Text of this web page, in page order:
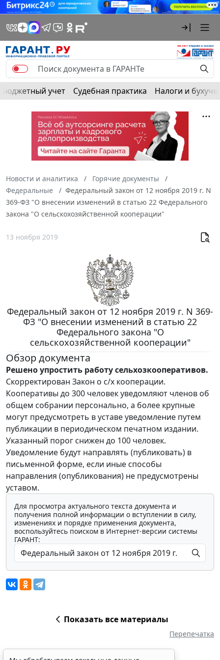
Бюджетный учет Судебная практика Налоги и
Новости и аналитика
Горячие документы
Федеральные
Федеральный закон от 12 ноября 2019 г. N
369-ФЗ "О внесении изменений в статью 22 Федерального
закона "О сельскохозяйственной кооперации"
13 ноября 2019
Федеральный закон от 12 ноября 2019 г. N 369-
ФЗ "О внесении изменений в статью 22
Федерального закона "О
сельскохозяйственной кооперации"
Обзор документа
Решено упростить работу сельхозкооперативов.
Скорректирован Закон о с/х кооперации.
Кооперативы до 300 человек уведомляют членов об
общем собрании персонально, а более крупные
могут предусмотреть в уставе уведомление путем
публикации в периодическом печатном издании.
Указанный порог снижен до 100 человек.
Уведомление будут направлять (публиковать) в
письменной форме, если иные способы
направления (опубликования) не предусмотрены
уставом.
Для просмотра актуального текста документа и
получения полной информации о вступлении в силу,
изменениях и порядке применения документа,
воспользуйтесь поиском в Интернет-версии системы
ГАРАНТ:
Показать все материалы
Перепечатка